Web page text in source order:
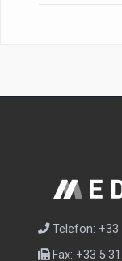
Telefon: +33
Fax: +33